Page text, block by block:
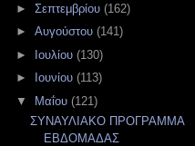
► Σεπτεμβρίου (162)
► Αυγούστου (141)
►
Ιουλίου (130)
►
Ιουνίου (113)
▼
Μαΐου (121)
ΣΥΝΑΥΛΙΑΚΟ ΠΡΟΓΡΑΜΜΑ
ΕΒΔΟΜΑΔΑΣ